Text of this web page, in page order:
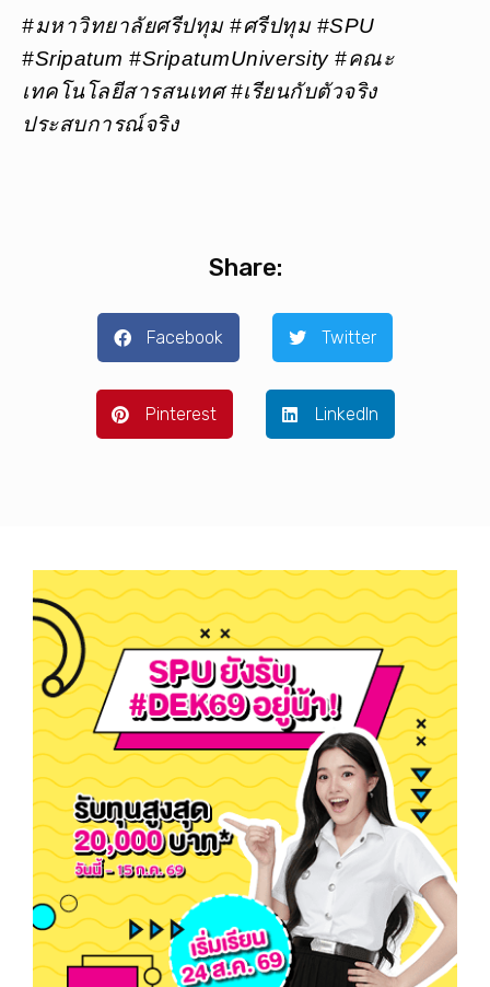
#มหาวิทยาลัยศรีปทุม #ศรีปทุม #SPU
#Sripatum #SripatumUniversity #คณะ
เทคโนโลยีสารสนเทศ #เรียนกับตัวจริง
ประสบการณ์จริง
Share:
Facebook Twitter
Pinterest LinkedIn